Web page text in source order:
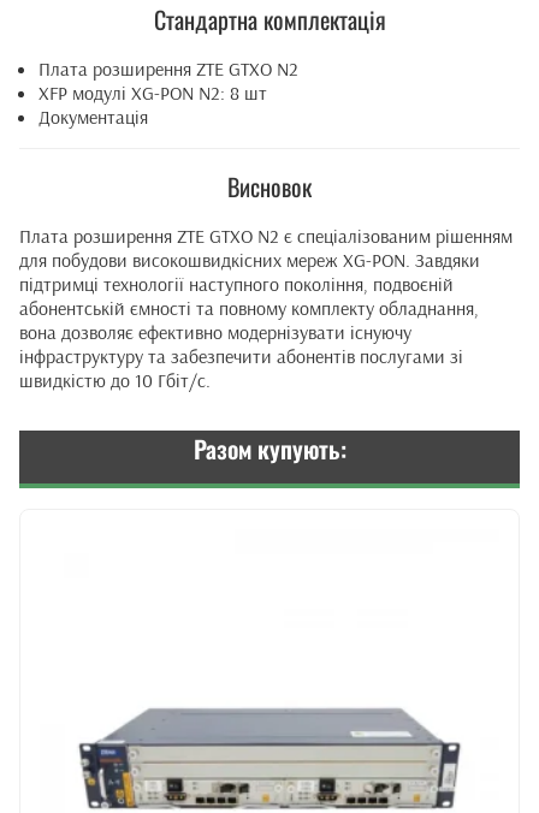
Стандартна комплектація
Плата розширення ZTE GTXO N2
XFP модулі XG-PON N2: 8 шт
Документація
Висновок
Плата розширення ZTE GTXO N2 є спеціалізованим рішенням
для побудови високошвидкісних мереж XG-PON. Завдяки
підтримці технології наступного покоління, подвоєній
абонентській ємності та повному комплекту обладнання,
вона дозволяє ефективно модернізувати існуючу
інфраструктуру та забезпечити абонентів послугами зі
швидкістю до 10 Гбіт/с.
Разом купують: